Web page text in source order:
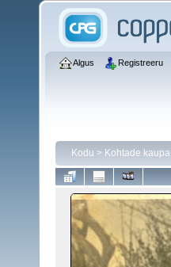
Algus Registreeru
Kodu > Kohtade kaupa